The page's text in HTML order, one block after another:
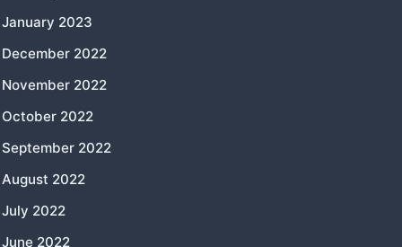
January 2023
December 2022
November 2022
October 2022
September 2022
August 2022
July 2022
June 2022